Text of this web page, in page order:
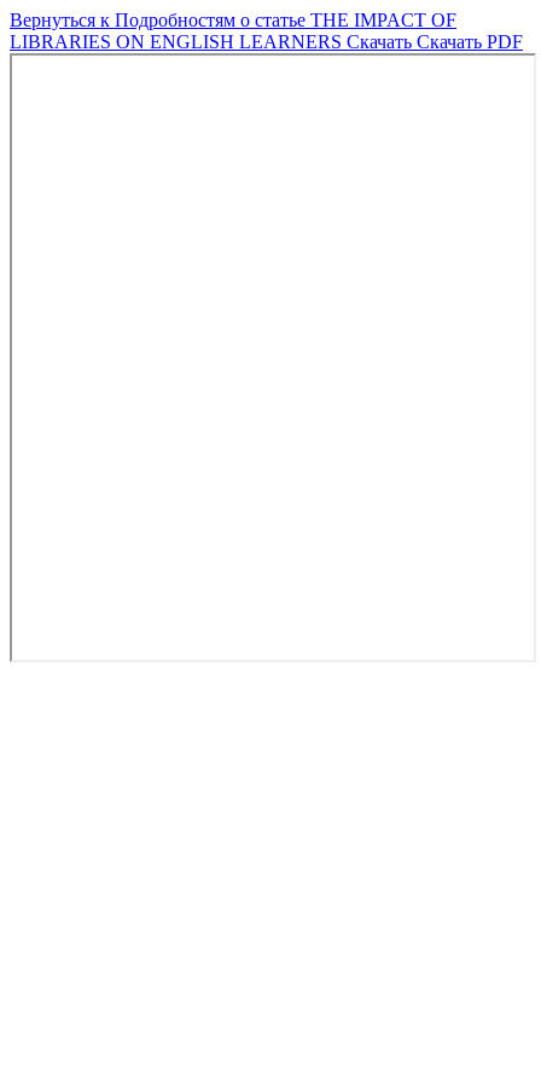
Вернуться к Подробностям о статье THE IMPACT OF
LIBRARIES ON ENGLISH LEARNERS Скачать Скачать PDF